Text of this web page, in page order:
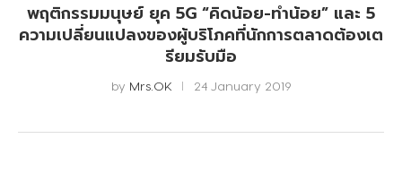
พฤติกรรมมนุษย์ ยุค 5G “คิดน้อย-ทำน้อย” และ 5
ความเปลี่ยนแปลงของผู้บริโภคที่นักการตลาดต้องเต
รียมรับมือ
by Mrs.OK 24 January 2019